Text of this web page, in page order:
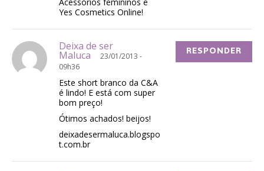
Yes Cosmetics Online!
Deixa de ser
Maluca
23/01/2013 -
09h36
Este short branco da C&A
é lindo! E está com super
bom preço!
Ótimos achados! beijos!
deixadesermaluca.blogspo
t.com.br
RESPONDER